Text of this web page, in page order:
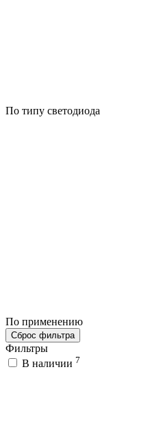
По типу светодиода
По применению
Сброс фильтра
Фильтры
В наличии 7